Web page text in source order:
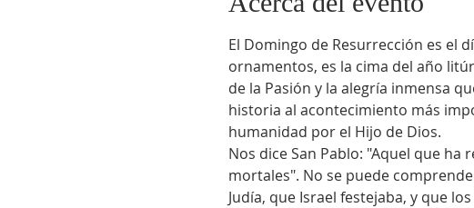
El Domingo de Resurrección es el
ornamentos, es la cima del año
de la Pasión y la alegría inmensa
historia al acontecimiento más
humanidad por el Hijo de Dios.
Nos dice San Pablo: "Aquel que
mortales". No se puede
Judía, que Israel festejaba, y que